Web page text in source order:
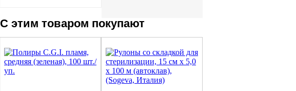
С этим товаром покупают